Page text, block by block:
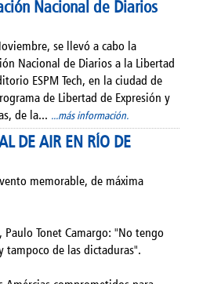
Nacional de Diarios
se llevó a cabo la
Nacional de Diarios a la Libertad
ESPM Tech, en la ciudad de
de Libertad de Expresión y
de la... ...más información.
DE AIR EN RÍO DE
memorable, de máxima
Paulo Tonet Camargo: "No tengo
tampoco de las dictaduras".